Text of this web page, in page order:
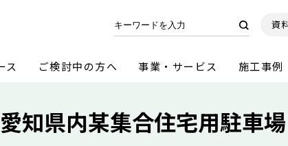
資
ス ご検討中の方へ 事業・サービス 施工事例
愛知県内某集合住宅用駐車場